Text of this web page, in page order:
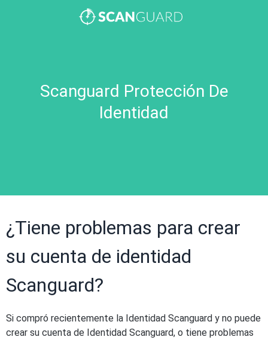
Scanguard Protección De
Identidad
¿Tiene problemas para crear
su cuenta de identidad
Scanguard?
Si compró recientemente la Identidad Scanguard y no puede
crear su cuenta de Identidad Scanguard, o tiene problemas